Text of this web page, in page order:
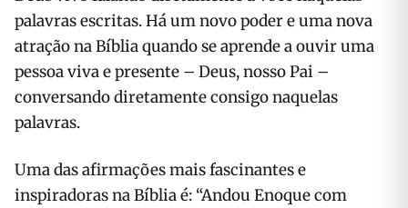
palavras escritas. Há um novo poder e uma nova
atração na Bíblia quando se aprende a ouvir uma
pessoa viva e presente – Deus, nosso Pai –
conversando diretamente consigo naquelas
palavras.
Uma das afirmações mais fascinantes e
inspiradoras na Bíblia é: “Andou Enoque com